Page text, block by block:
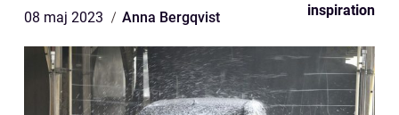
08 maj 2023 Anna Bergqvist inspiration